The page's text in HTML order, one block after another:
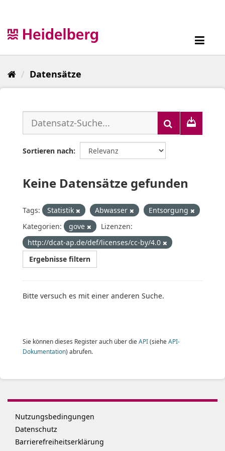
Datensätze
Sortieren nach
Keine Datensätze gefunden
Tags: Statistik Abwasser
Entsorgung
Kategorien:
gove
Lizenzen:
http://dcat-ap.de/def/licenses/cc-by/4.0
Ergebnisse filtern
Bitte versuch es mit einer anderen Suche.
Sie können dieses Register auch über die API(siehe API-
Dokumentation) abrufen.
Nutzungsbedingungen
Datenschutz
Barrierefreiheitserklärung